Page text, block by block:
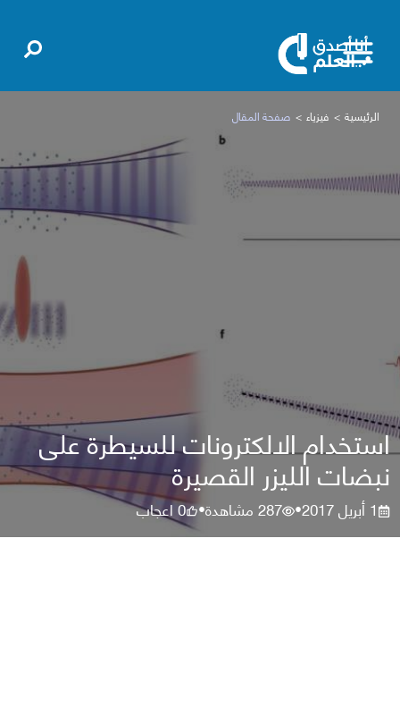
الرئيسية فيزياء صفحة المقال
استخدام الالكترونات للسيطرة على
نبضات الليزر القصيرة
1 أبريل 2017 •
287مشاهدة•
0اعجاب